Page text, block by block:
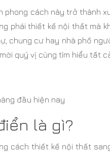
phong cách này trở thành
phái thiết kế nội thất mà
chung cư hay nhà phố
quý vị cùng tìm hiểu tất
đầu hiện nay
là gì?
cách thiết kế nội thất